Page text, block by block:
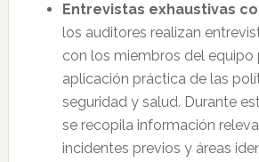
Entrevistas exhaustivas
los auditores realizan
con los miembros del equipo
aplicación práctica de las
seguridad y salud. Durante
se recopila información
incidentes previos y áreas